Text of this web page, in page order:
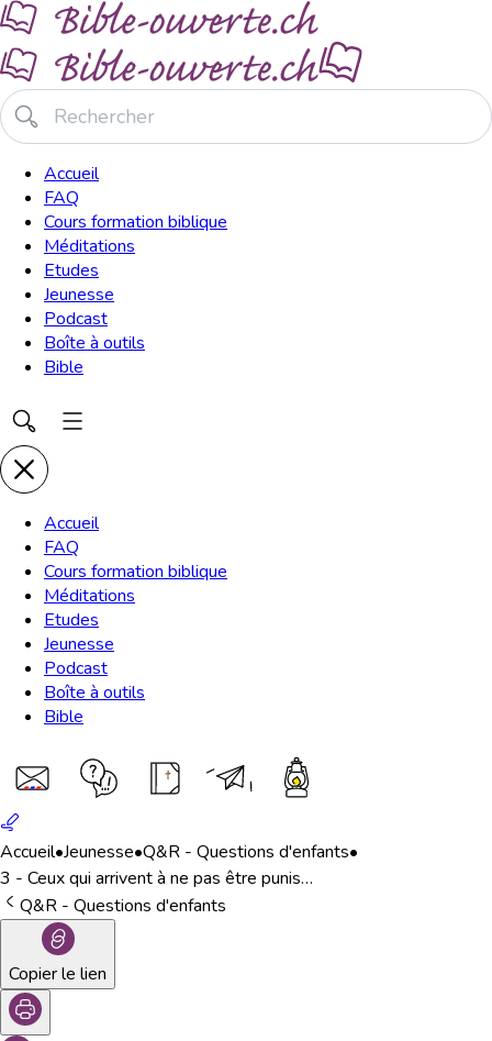
Accueil
FAQ
Cours formation biblique
Méditations
Etudes
Jeunesse
Podcast
Boîte à outils
Bible
Accueil
FAQ
Cours formation biblique
Méditations
Etudes
Jeunesse
Podcast
Boîte à outils
Bible
Accueil•Jeunesse•Q&R - Questions d'enfants•
3 - Ceux qui arrivent à ne pas être punis…
Q&R - Questions d'enfants
Copier le lien